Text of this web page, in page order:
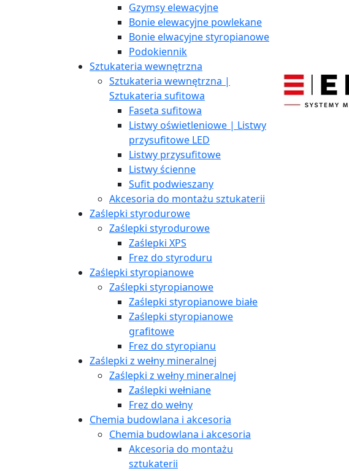
Gzymsy elewacyjne
Bonie elewacyjne powlekane
Bonie elwacyjne styropianowe
Podokiennik
Sztukateria wewnętrzna
Sztukateria wewnętrzna |
Sztukateria sufitowa
Faseta sufitowa
Listwy oświetleniowe | Listwy
przysufitowe LED
Listwy przysufitowe
Listwy ścienne
Sufit podwieszany
Akcesoria do montażu sztukaterii
Zaślepki styrodurowe
Zaślepki styrodurowe
Zaślepki XPS
Frez do styroduru
Zaślepki styropianowe
Zaślepki styropianowe
Zaślepki styropianowe białe
Zaślepki styropianowe
grafitowe
Frez do styropianu
Zaślepki z wełny mineralnej
Zaślepki z wełny mineralnej
Zaślepki wełniane
Frez do wełny
Chemia budowlana i akcesoria
Chemia budowlana i akcesoria
Akcesoria do montażu
sztukaterii